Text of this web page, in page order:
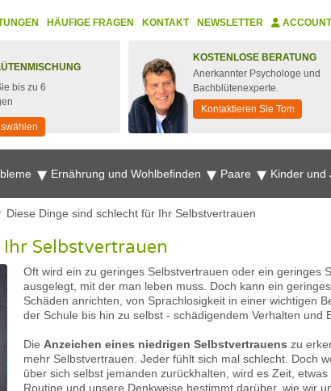
HÄUFIGE FRAGEN KONTAKT NEWSLETTER ACCOUNT
bis zu 6
KOSTENLOSE BERATUNG
Anerkannter Psychologe und
Bachblütenexperte.
Kontaktieren Sie Tom
Ernährung und Wohlbefinden Paare Kinder und
Diese Dinge sind schlecht für Ihr Selbstvertrauen
Selbstvertrauen
Oft wird ein zu geringes Selbstvertrauen oder ein geringes
ausgelegt, mit der man leben muss. Doch kann ein
Schäden anrichten, von Sprachlosigkeit in einer wichtigen
der Schule bis hin zu selbst - schädigendem Verhalten und
Die Anzeichen eines niedrigen Selbstvertrauens zu
mehr Selbstvertrauen. Jeder fühlt sich mal schlecht. Doch
über sich selbst jemanden zurückhalten, wird es Zeit,
Routine und unsere Denkweise bestimmt darüber, wie wir